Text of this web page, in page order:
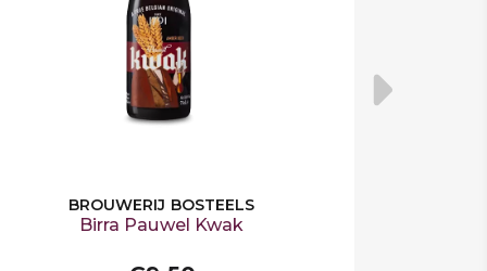
BROUWERIJ BOSTEELS
Birra Pauwel Kwak